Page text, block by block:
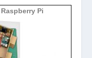
Pi